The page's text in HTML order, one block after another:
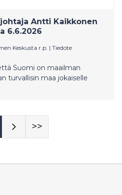
Antti Kaikkonen
6.6.2026
Keskusta r.p. | Tiedote
Suomi on maailman
turvallisin maa jokaiselle
>>